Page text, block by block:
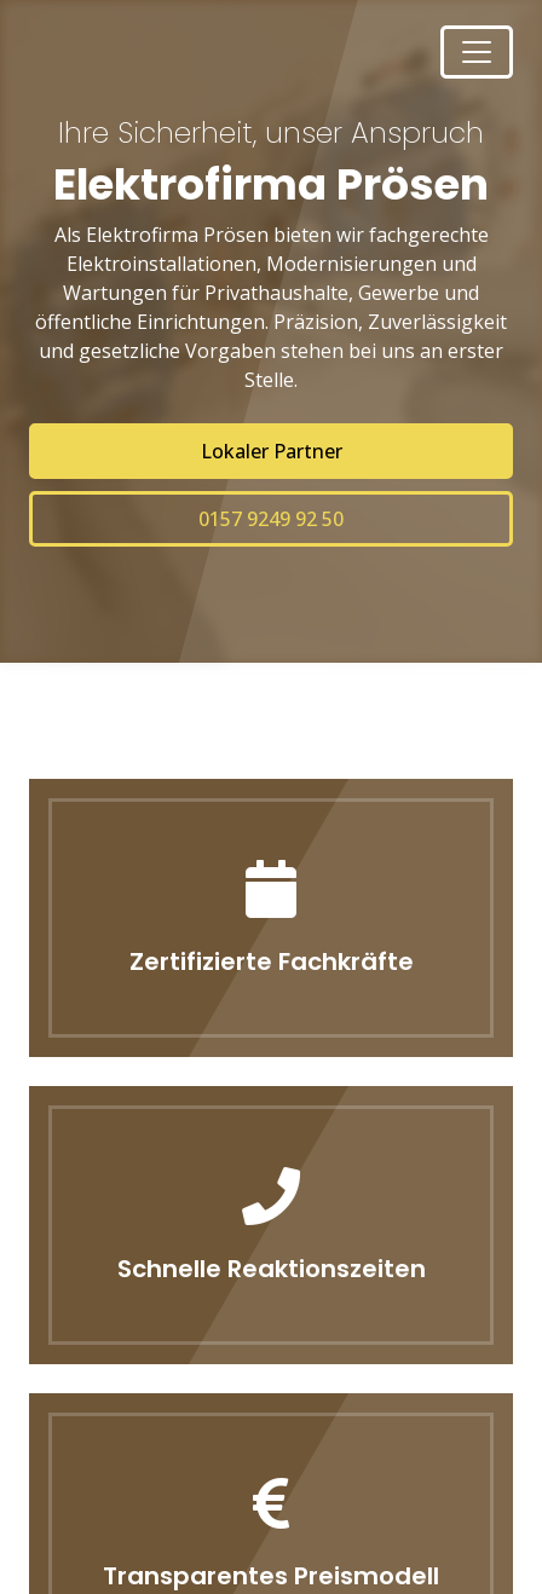
Ihre Sicherheit, unser Anspruch
Elektrofirma Prösen
Als Elektrofirma Prösen bieten wir fachgerechte
Elektroinstallationen, Modernisierungen und
Wartungen für Privathaushalte, Gewerbe und
öffentliche Einrichtungen. Präzision, Zuverlässigkeit
und gesetzliche Vorgaben stehen bei uns an erster
Stelle.
Lokaler Partner
0157 9249 92 50
Zertifizierte Fachkräfte
Schnelle Reaktionszeiten
Transparentes Preismodell